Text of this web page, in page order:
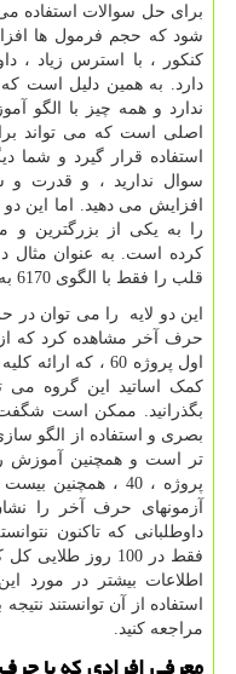
برای حل سوالات استفاده
شود که حجم فرمول ها
کنکور ، با استرس زیاد ،
دارد. به همین دلیل است
ندارد و همه چیز با الگو
اصلی است که می تواند
استفاده قرار گیرد و شما
سوال ندارید ، و قدرت
افزایش می دهید. اما این
را به یکی از بزرگترین
کرده است. به عنوان مثال
قلب را فقط با الگوی 6170 به سادگی می توانید یاد بگیرید.
حرف آخر مشاهده کرد
بگذرانید. ممکن است شگفت
بصری و استفاده از الگو
تر است و همچنین
آزمونهای حرف آخر را
داوطلبانی که تاکنون
فقط در 100 روز
اطلاعات بیشتر در مورد
مراجعه کنید.